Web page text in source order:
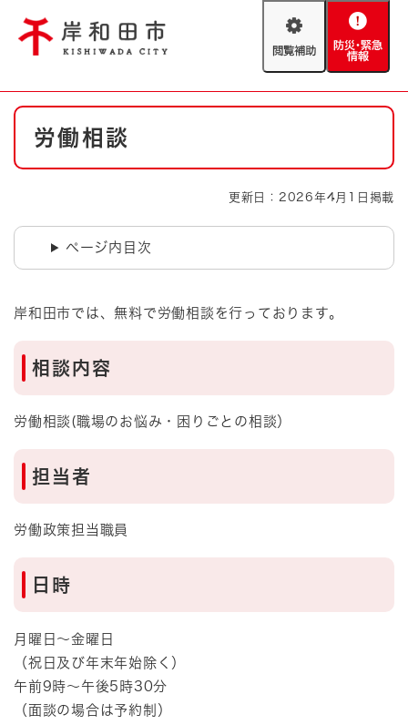
閲
助
防
緊
やさしい日本語
背景色変更 白 黒 青
とじる
防災・緊急情報
ハザードマップ AED設置箇所
本
労働相談
更新日：2026年4月1日掲載
ページ内目次
岸和田市では、無料で労働相談を行っております。
相談内容
労働相談(職場のお悩み・困りごとの相談）
担当者
労働政策担当職員
日時
月曜日～金曜日
（祝日及び年末年始除く）
午前9時～午後5時30分
（面談の場合は予約制）